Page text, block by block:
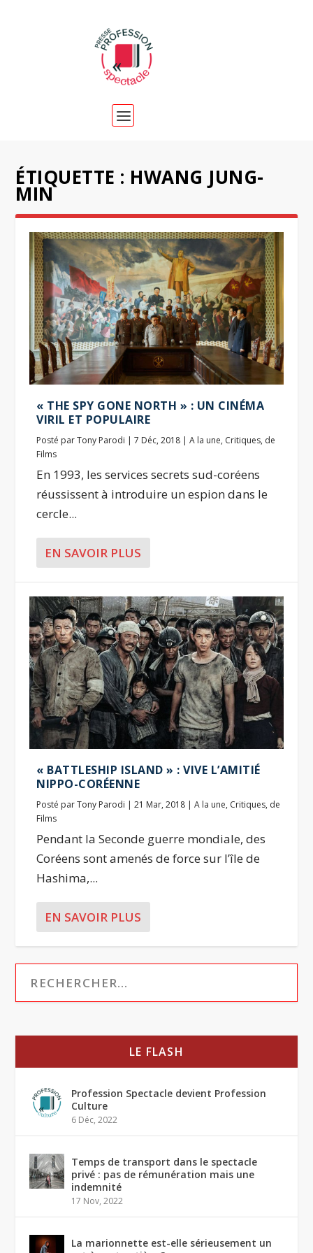
ÉTIQUETTE : HWANG JUNG-
MIN
« THE SPY GONE NORTH » : UN CINÉMA
VIRIL ET POPULAIRE
Posté parTony Parodi |7 Déc, 2018 |A la une, Critiques, de
Films
En 1993, les services secrets sud-coréens
réussissent à introduire un espion dans le
cercle...
EN SAVOIR PLUS
« BATTLESHIP ISLAND » : VIVE L’AMITIÉ
NIPPO-CORÉENNE
Posté parTony Parodi |21 Mar, 2018 |A la une, Critiques, de
Films
Pendant la Seconde guerre mondiale, des
Coréens sont amenés de force sur l’île de
Hashima,...
EN SAVOIR PLUS
LE FLASH
Profession Spectacle devient Profession
Culture
6 Déc, 2022
Temps de transport dans le spectacle
privé : pas de rémunération mais une
indemnité
17 Nov, 2022
La marionnette est-elle sérieusement un